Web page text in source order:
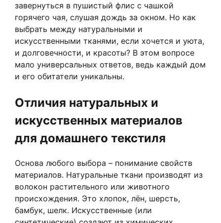
завернуться в пушистый флис с чашкой
горячего чая, слушая дождь за окном. Но как
выбрать между натуральными и
искусственными тканями, если хочется и уюта,
и долговечности, и красоты? В этом вопросе
мало универсальных ответов, ведь каждый дом
и его обитатели уникальны.
Отличия натуральных и
искусственных материалов
для домашнего текстиля
Основа любого выбора – понимание свойств
материалов. Натуральные ткани производят из
волокон растительного или животного
происхождения. Это хлопок, лён, шерсть,
бамбук, шелк. Искусственные (или